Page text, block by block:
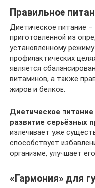
Правильное
Диетическое питание –
приготовленной из
установленному
профилактических
является
витаминов, а также
жиров и белков.
Диетическое
развитие серьёзных
излечивает уже
способствует
организме, улучшает
«Гармония» для